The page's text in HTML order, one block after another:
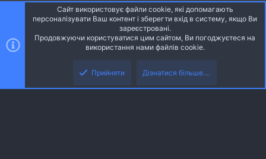
Ніч
Українська (UA)
S
Community platform by XenForo® © 2010-2026 XenForo Ltd.
Community platform by XenForo © 2010-2022 XenForo Ltd. | dev: Pages
Сайт використовує файли cookie, які допомагають
персоналізувати Ваш контент і зберегти вхід в систему, якщо Ви
зареєстровані.
Продовжуючи користуватися цим сайтом, Ви погоджуєтеся на
використання нами файлів cookie.
Прийняти Дізнатися більше....